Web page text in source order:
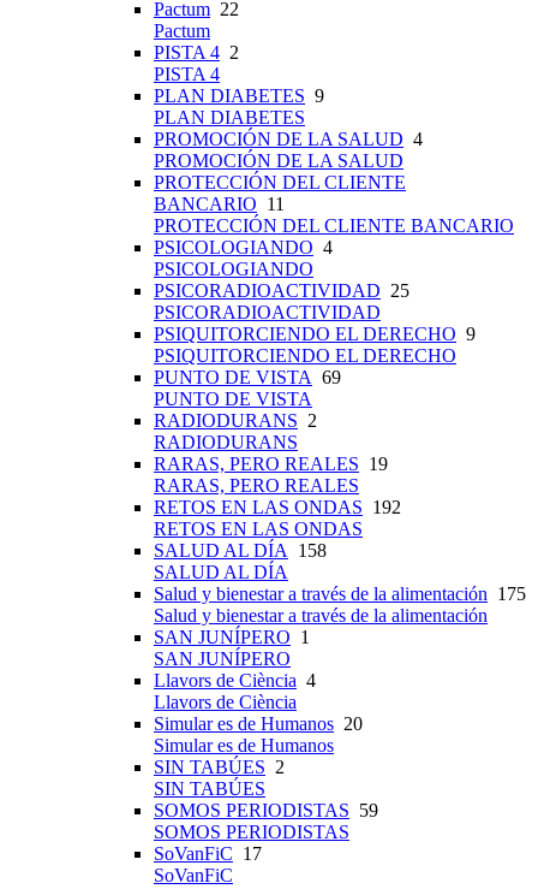
Pactum 22
Pactum
PISTA 4 2
PISTA 4
PLAN DIABETES 9
PLAN DIABETES
PROMOCIÓN DE LA SALUD 4
PROMOCIÓN DE LA SALUD
PROTECCIÓN DEL CLIENTE
BANCARIO 11
PROTECCIÓN DEL CLIENTE BANCARIO
PSICOLOGIANDO 4
PSICOLOGIANDO
PSICORADIOACTIVIDAD 25
PSICORADIOACTIVIDAD
PSIQUITORCIENDO EL DERECHO 9
PSIQUITORCIENDO EL DERECHO
PUNTO DE VISTA 69
PUNTO DE VISTA
RADIODURANS 2
RADIODURANS
RARAS, PERO REALES 19
RARAS, PERO REALES
RETOS EN LAS ONDAS 192
RETOS EN LAS ONDAS
SALUD AL DÍA 158
SALUD AL DÍA
Salud y bienestar a través de la alimentación 175
Salud y bienestar a través de la alimentación
SAN JUNÍPERO 1
SAN JUNÍPERO
Llavors de Ciència 4
Llavors de Ciència
Simular es de Humanos 20
Simular es de Humanos
SIN TABÚES 2
SIN TABÚES
SOMOS PERIODISTAS 59
SOMOS PERIODISTAS
SoVanFiC 17
SoVanFiC